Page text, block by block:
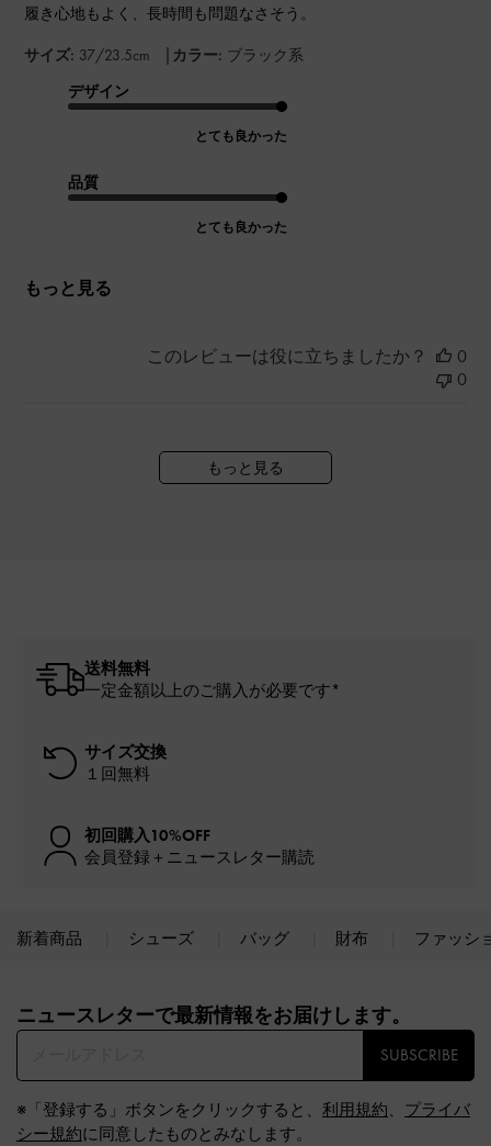
履き心地もよく、長時間も問題なさそう。
サイズ: 37/23.5cm | カラー: ブラック系
デザイン
とても良かった
品質
とても良かった
もっと見る
このレビューは役に立ちましたか？
0
0
もっと見る
送料無料
一定金額以上のご購入が必要です*
サイズ交換
１回無料
初回購入10%OFF
会員登録＋ニュースレター購読
新着商品 シューズ バッグ 財布 ファッシ
ニュースレターで最新情報をお届けします。​
SUBSCRIBE
※「登録する」ボタンをクリックすると、 利用規約、 プライバ
シー規約に同意したものとみなします。